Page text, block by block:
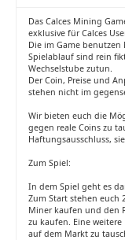
Das Calces Mining
exklusive für Calces
Die im Game benutzen
Spielablauf sind rein
Wechselstube zutun.
Der Coin, Preise und
stehen nicht im
Wir bieten euch die
gegen reale Coins zu
Haftungsausschluss,
Zum Spiel:
In dem Spiel geht es
Zum Start stehen euch
Miner kaufen und den
zu kaufen. Eine
auf dem Markt zu